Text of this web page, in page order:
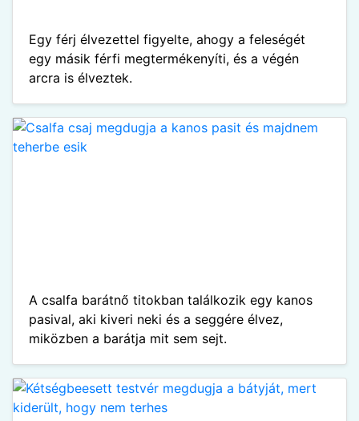
Egy férj élvezettel figyelte, ahogy a feleségét
egy másik férfi megtermékenyíti, és a végén
arcra is élveztek.
A csalfa barátnő titokban találkozik egy kanos
pasival, aki kiveri neki és a seggére élvez,
miközben a barátja mit sem sejt.